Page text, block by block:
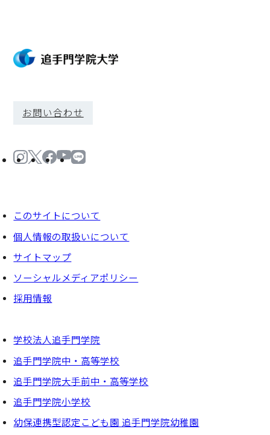
お問い合わせ
このサイトについて
個⼈情報の取扱いについて
サイトマップ
ソーシャルメディアポリシー
採⽤情報
学校法人追手門学院
追手門学院中・高等学校
追手門学院大手前中・高等学校
追手門学院小学校
幼保連携型認定こども園 追手門学院幼稚園